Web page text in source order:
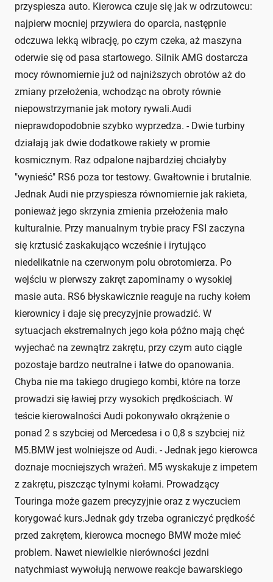
przyspiesza auto. Kierowca czuje się jak w odrzutowcu:
najpierw mocniej przywiera do oparcia, następnie
odczuwa lekką wibrację, po czym czeka, aż maszyna
oderwie się od pasa startowego. Silnik AMG dostarcza
mocy równomiernie już od najniższych obrotów aż do
zmiany przełożenia, wchodząc na obroty równie
niepowstrzymanie jak motory rywali.Audi
nieprawdopodobnie szybko wyprzedza. - Dwie turbiny
działają jak dwie dodatkowe rakiety w promie
kosmicznym. Raz odpalone najbardziej chciałyby
"wynieść" RS6 poza tor testowy. Gwałtownie i brutalnie.
Jednak Audi nie przyspiesza równomiernie jak rakieta,
ponieważ jego skrzynia zmienia przełożenia mało
kulturalnie. Przy manualnym trybie pracy FSI zaczyna
się krztusić zaskakująco wcześnie i irytująco
niedelikatnie na czerwonym polu obrotomierza. Po
wejściu w pierwszy zakręt zapominamy o wysokiej
masie auta. RS6 błyskawicznie reaguje na ruchy kołem
kierownicy i daje się precyzyjnie prowadzić. W
sytuacjach ekstremalnych jego koła późno mają chęć
wyjechać na zewnątrz zakrętu, przy czym auto ciągle
pozostaje bardzo neutralne i łatwe do opanowania.
Chyba nie ma takiego drugiego kombi, które na torze
prowadzi się ławiej przy wysokich prędkościach. W
teście kierowalności Audi pokonywało okrążenie o
ponad 2 s szybciej od Mercedesa i o 0,8 s szybciej niż
M5.BMW jest wolniejsze od Audi. - Jednak jego kierowca
doznaje mocniejszych wrażeń. M5 wyskakuje z impetem
z zakrętu, piszcząc tylnymi kołami. Prowadzący
Touringa może gazem precyzyjnie oraz z wyczuciem
korygować kurs.Jednak gdy trzeba ograniczyć prędkość
przed zakrętem, kierowca mocnego BMW może mieć
problem. Nawet niewielkie nierówności jezdni
natychmiast wywołują nerwowe reakcje bawarskiego